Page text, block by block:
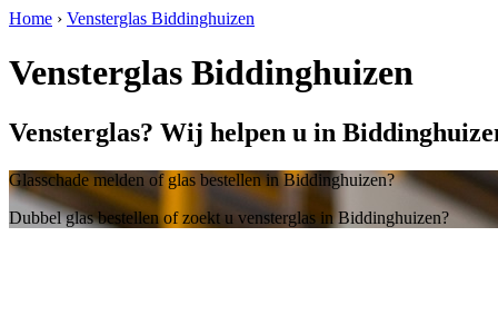
Home › Vensterglas Biddinghuizen
Vensterglas Biddinghuizen
Vensterglas? Wij helpen u in
Glasschade melden of glas bestellen in Biddinghuizen?
Dubbel glas bestellen of zoekt u vensterglas in Biddinghuizen?